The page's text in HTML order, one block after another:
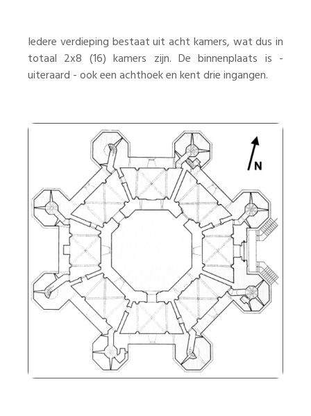
Iedere verdieping bestaat uit acht kamers, wat dus in
totaal 2x8 (16) kamers zijn. De binnenplaats is -
uiteraard - ook een achthoek en kent drie ingangen.